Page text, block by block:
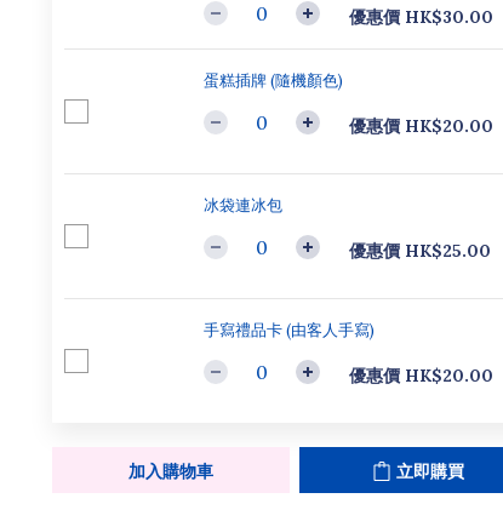
優惠價 HK$30.00
蛋糕插牌 (隨機顏色)
優惠價 HK$20.00
冰袋連冰包
優惠價 HK$25.00
手寫禮品卡 (由客人手寫)
優惠價 HK$20.00
加入購物車 立即購買